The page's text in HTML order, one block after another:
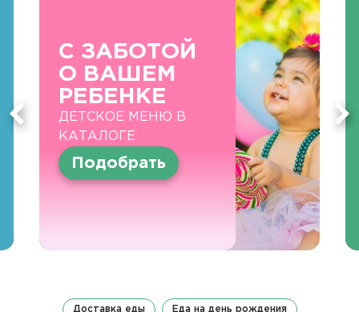
С ЗАБОТОЙ
О ВАШЕМ
РЕБЕНКЕ
ДЕТСКОЕ МЕНЮ В
КАТАЛОГЕ
Подобрать
Доставка еды Еда на день рождения